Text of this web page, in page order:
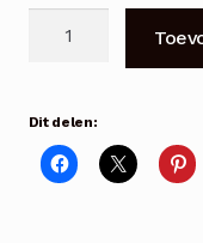
aantal
Dit delen: